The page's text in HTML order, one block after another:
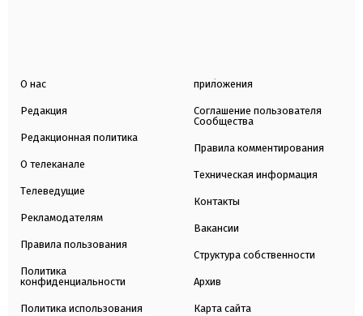
О нас
Редакция
Редакционная политика
О телеканале
Телеведущие
Рекламодателям
Правила пользования
Политика
конфиденциальности
Политика использования
приложения
Соглашение пользователя
Сообщества
Правила комментирования
Техническая информация
Контакты
Вакансии
Структура собственности
Архив
Карта сайта